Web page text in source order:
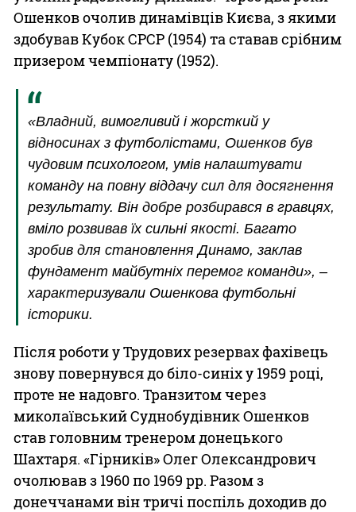
Ошенков очолив динамівців Києва, з якими
здобував Кубок СРСР (1954) та ставав срібним
призером чемпіонату (1952).
«Владний, вимогливий і жорсткий у
відносинах з футболістами, Ошенков був
чудовим психологом, умів налаштувати
команду на повну віддачу сил для досягнення
результату. Він добре розбирався в гравцях,
вміло розвивав їх сильні якості. Багато
зробив для становлення Динамо, заклав
фундамент майбутніх перемог команди», –
характеризували Ошенкова футбольні
історики.
Після роботи у Трудових резервах фахівець
знову повернувся до біло-синіх у 1959 році,
проте не надовго. Транзитом через
миколаївський Суднобудівник Ошенков
став головним тренером донецького
Шахтаря. «Гірників» Олег Олександрович
очолював з 1960 по 1969 рр. Разом з
донеччанами він тричі поспіль доходив до